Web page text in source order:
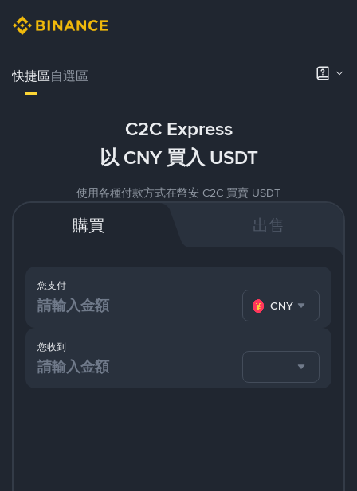
快捷區自選區
C2C Express
以 CNY 買入 USDT
使用各種付款方式在幣安 C2C 買賣 USDT
購買 出售
您支付
CNY
您收到